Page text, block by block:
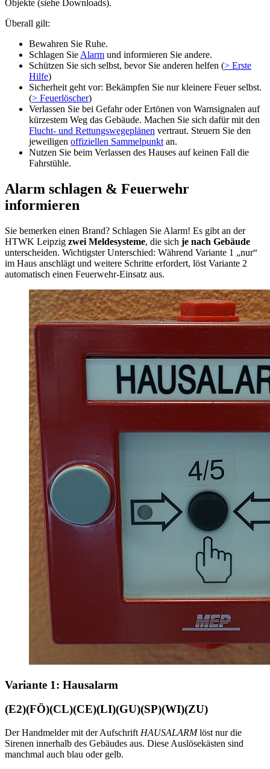
Objekte (siehe Downloads).
Überall gilt:
Bewahren Sie Ruhe.
Schlagen Sie Alarm und informieren Sie andere.
Schützen Sie sich selbst, bevor Sie anderen helfen (> Erste
Hilfe)
Sicherheit geht vor: Bekämpfen Sie nur kleinere Feuer selbst.
(> Feuerlöscher)
Verlassen Sie bei Gefahr oder Ertönen von Warnsignalen auf
kürzestem Weg das Gebäude. Machen Sie sich dafür mit den
Flucht- und Rettungswegeplänen vertraut. Steuern Sie den
jeweiligen offiziellen Sammelpunkt an.
Nutzen Sie beim Verlassen des Hauses auf keinen Fall die
Fahrstühle.
Alarm schlagen & Feuerwehr
informieren
Sie bemerken einen Brand? Schlagen Sie Alarm! Es gibt an der
HTWK Leipzig zwei Meldesysteme, die sich je nach Gebäude
unterscheiden. Wichtigster Unterschied: Während Variante 1 „nur“
im Haus anschlägt und weitere Schritte erfordert, löst Variante 2
automatisch einen Feuerwehr-Einsatz aus.
Variante 1: Hausalarm
(E2)(FÖ)(CL)(CE)(LI)(GU)(SP)(WI)(ZU)
Der Handmelder mit der Aufschrift HAUSALARMlöst nur die
Sirenen innerhalb des Gebäudes aus. Diese Auslösekästen sind
manchmal auch blau oder gelb.